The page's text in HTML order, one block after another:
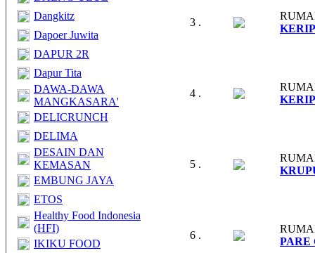
Dangkitz
Dapoer Juwita
DAPUR 2R
Dapur Tita
DAWA-DAWA
MANGKASARA'
DELICRUNCH
DELIMA
DESAIN DAN
KEMASAN
EMBUNG JAYA
ETOS
Healthy Food Indonesia
(HFI)
IKIKU FOOD
3 .
4 .
5 .
6 .
PARE